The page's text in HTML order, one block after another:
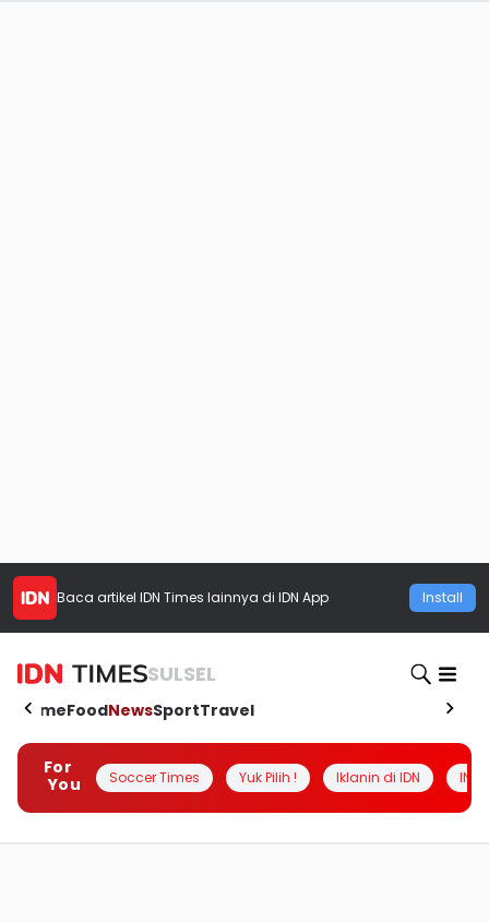
Baca artikel IDN Times lainnya di IDN App Install
SULSEL
HomeFoodNewsSportTravel
For
You
Soccer Times Yuk Pilih ! Iklanin di IDN